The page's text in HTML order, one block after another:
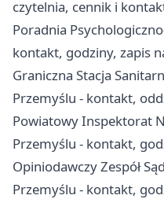
czytelnia, cennik i
Poradnia
kontakt, godziny, zapis
Graniczna Stacja
Przemyślu - kontakt,
Powiatowy Inspektorat
Przemyślu - kontakt,
Opiniodawczy Zespół
Przemyślu - kontakt,